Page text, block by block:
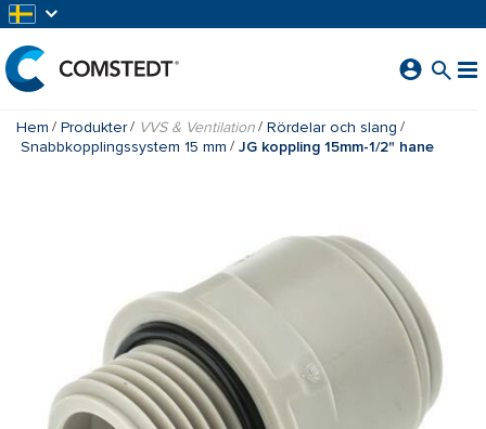
Hem Produkter VVS & Ventilation
Rördelar och slang
Snabbkopplingssystem 15 mm
JG koppling 15mm-1/2" hane